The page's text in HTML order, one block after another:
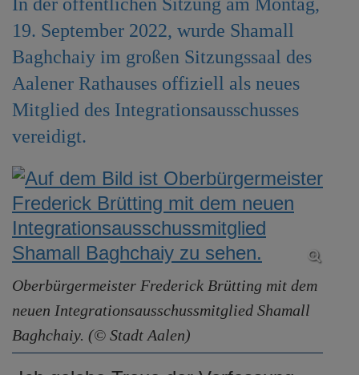
19. September 2022, wurde Shamall
Baghchaiy im großen Sitzungssaal des
Aalener Rathauses offiziell als neues
Mitglied des Integrationsausschusses
vereidigt.
Oberbürgermeister Frederick Brütting mit dem
neuen Integrationsausschussmitglied Shamall
Baghchaiy. (© Stadt Aalen)